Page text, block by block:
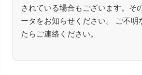
されている場合もございます。そ
ータをお知らせください。 ご不明
たらご連絡ください。